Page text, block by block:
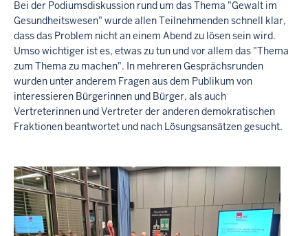
i
t
s
w
e
s
e
n
"
Bei der Podiumsdiskussion rund um das Thema "Gewalt im
Gesundheitswesen" wurde allen Teilnehmenden schnell klar,
dass das Problem nicht an einem Abend zu lösen sein wird.
Umso wichtiger ist es, etwas zu tun und vor allem das "Thema
zum Thema zu machen". In mehreren Gesprächsrunden
wurden unter anderem Fragen aus dem Publikum von
interessieren Bürgerinnen und Bürger, als auch
Vertreterinnen und Vertreter der anderen demokratischen
Fraktionen beantwortet und nach Lösungsansätzen gesucht.